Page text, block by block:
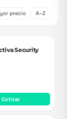
precio A–Z
Security
Cotizar